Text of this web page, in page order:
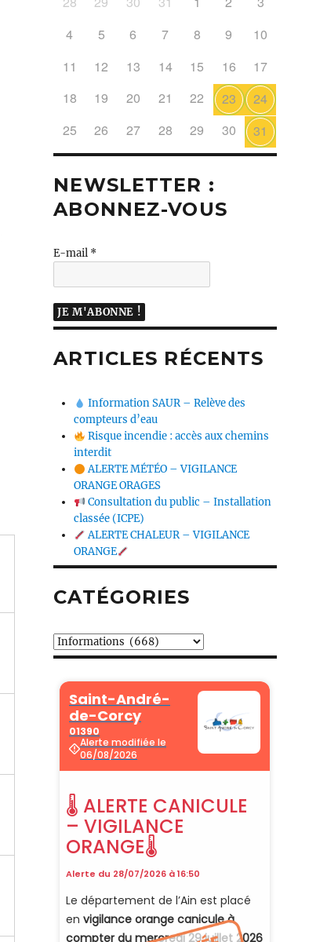
4
5 6 7 8 9
10
11
12 13 14 15 16
17
18
19 20 21 22 23
24
25
26 27 28 29 30 31
NEWSLETTER :
ABONNEZ-VOUS
E-mail *
ARTICLES RÉCENTS
Information SAUR – Relève des
compteurs d’eau
Risque incendie : accès aux chemins
interdit
ALERTE MÉTÉO – VIGILANCE
ORANGE ORAGES
Consultation du public – Installation
classée (ICPE)
ALERTE CHALEUR – VIGILANCE
ORANGE
CATÉGORIES
Catégories